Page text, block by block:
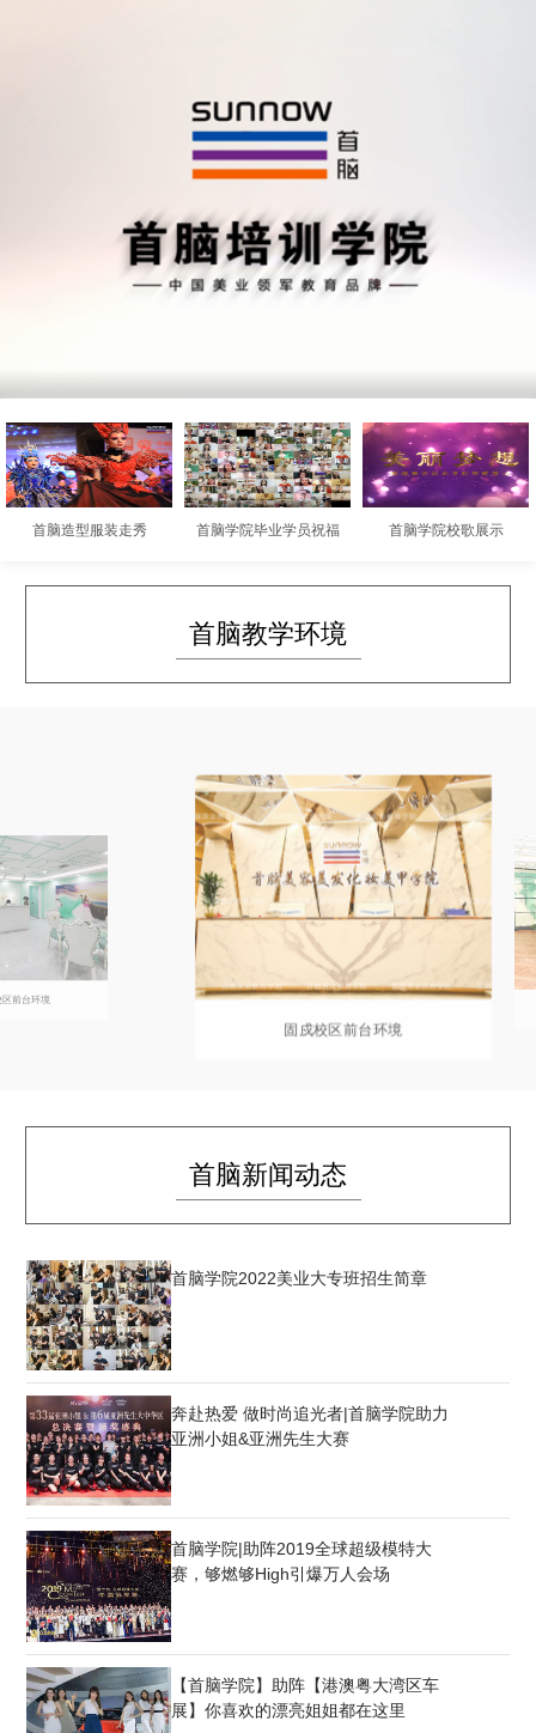
首脑造型服装走秀 首脑学院毕业学员祝福 首脑学院校歌展示
首脑教学环境
首脑新闻动态
首脑学院2022美业大专班招生简章
奔赴热爱 做时尚追光者|首脑学院助力
亚洲小姐&亚洲先生大赛
首脑学院|助阵2019全球超级模特大
赛，够燃够High引爆万人会场
【首脑学院】助阵【港澳粤大湾区车
展】你喜欢的漂亮姐姐都在这里